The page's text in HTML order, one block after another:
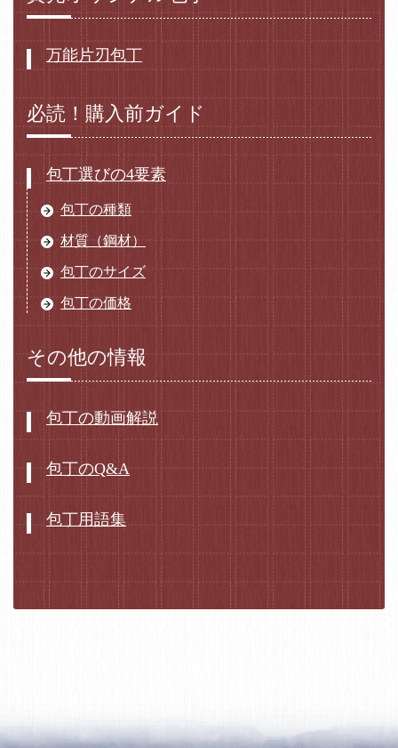
万能片刃包丁
必読！購入前ガイド
包丁選びの4要素
包丁の種類
材質（鋼材）
包丁のサイズ
包丁の価格
その他の情報
包丁の動画解説
包丁のQ&A
包丁用語集